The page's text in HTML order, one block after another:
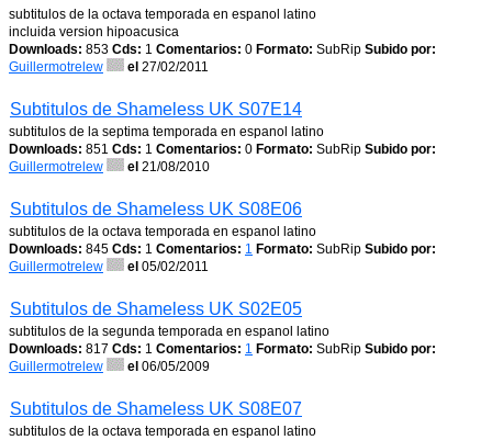
subtitulos de la octava temporada en espanol latino
incluida version hipoacusica
Downloads: 853 Cds: 1 Comentarios: 0 Formato: SubRip Subido por:
Guillermotrelew
el 27/02/2011
Subtitulos de Shameless UK S07E14
subtitulos de la septima temporada en espanol latino
Downloads: 851 Cds: 1 Comentarios: 0 Formato: SubRip Subido por:
Guillermotrelew
el 21/08/2010
Subtitulos de Shameless UK S08E06
subtitulos de la octava temporada en espanol latino
Downloads: 845 Cds: 1 Comentarios: 1 Formato: SubRip Subido por:
Guillermotrelew
el 05/02/2011
Subtitulos de Shameless UK S02E05
subtitulos de la segunda temporada en espanol latino
Downloads: 817 Cds: 1 Comentarios: 1 Formato: SubRip Subido por:
Guillermotrelew
el 06/05/2009
Subtitulos de Shameless UK S08E07
subtitulos de la octava temporada en espanol latino